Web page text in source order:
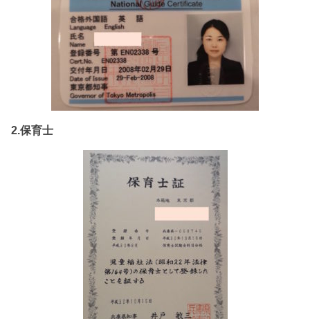
2.保育士